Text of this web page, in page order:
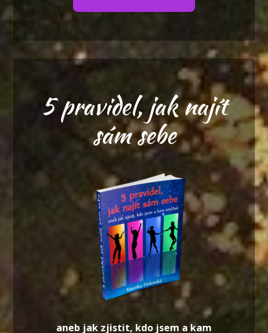
5 pravidel, jak najít
sám sebe
aneb jak zjistit, kdo jsem a kam